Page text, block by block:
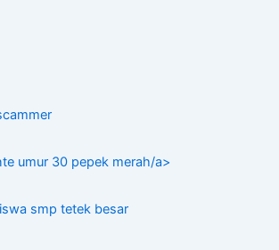
umur 30 pepek merah/a>
smp tetek besar